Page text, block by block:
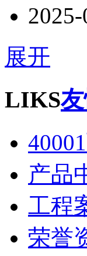
展开
LIKS
产品
工程
荣誉